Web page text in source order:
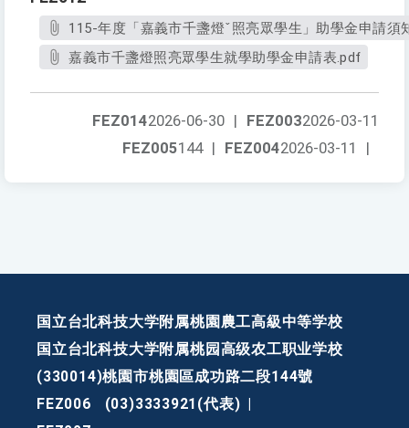
115-年度「嘉義市千盞燈ˇ照亮眾學生」助學金申請須
嘉義市千盞燈照亮眾學生就學助學金申請表.pdf
FEZ0032026-03-11
FEZ0142026-06-30 |
FEZ0042026-03-11 |
FEZ005144 |
国立台北科技大学附属桃園農工高級中等学校
国立台北科技大学附属桃园高级农工职业学校
(330014)桃園市桃園區成功路二段144號
FEZ006
(03)3333921(代表)